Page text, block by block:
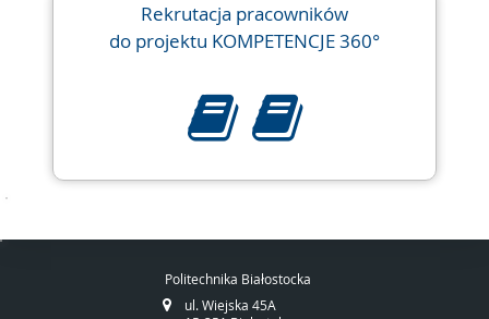
Rekrutacja pracowników
do projektu KOMPETENCJE 360°
Politechnika Białostocka
ul. Wiejska 45A